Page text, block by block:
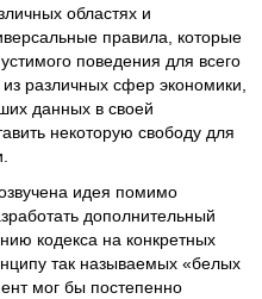
областях и
правила, которые
поведения для всего
различных сфер экономики,
данных в своей
некоторую свободу для
идея помимо
дополнительный
кодекса на конкретных
так называемых «белых
мог бы постепенно